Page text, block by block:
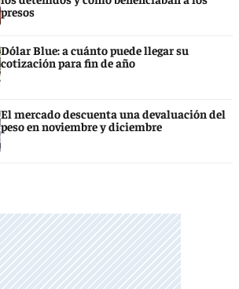
presos
Dólar Blue: a cuánto puede llegar su
cotización para fin de año
El mercado descuenta una devaluación del
peso en noviembre y diciembre